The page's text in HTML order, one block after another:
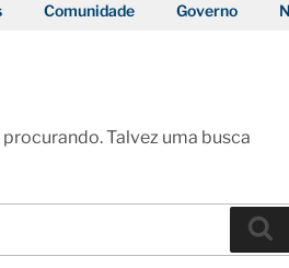
Comunidade Governo
Talvez uma busca